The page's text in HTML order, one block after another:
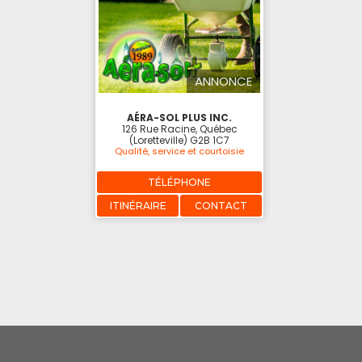
ANNONCE
AÉRA-SOL PLUS INC.
126 Rue Racine, Québec
(Loretteville) G2B 1C7
Qualité, service et courtoisie
TÉLÉPHONE
ITINÉRAIRE
CONTACT